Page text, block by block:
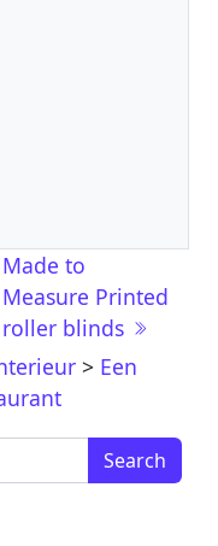
Made to
Measure Printed
roller blinds
> Een